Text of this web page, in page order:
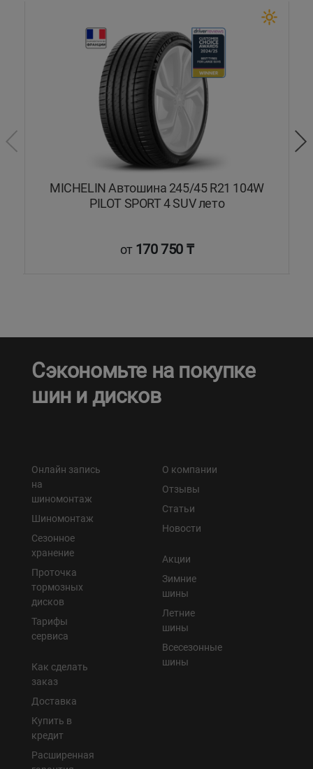
MICHELIN Автошина 245/45 R21 104W
PILOT SPORT 4 SUV лето
от 170 750 ₸
Сэкономьте на покупке
шин и дисков
Онлайн запись
на
шиномонтаж
Шиномонтаж
Сезонное
хранение
Проточка
тормозных
дисков
Тарифы
сервиса
Как сделать
заказ
Доставка
Купить в
кредит
Расширенная
О компании
Отзывы
Статьи
Новости
Акции
Зимние
шины
Летние
шины
Всесезонные
шины